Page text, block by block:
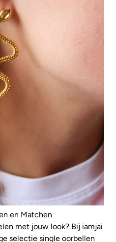
en Matchen
met jouw look? Bij iamjai
selectie single oorbellen